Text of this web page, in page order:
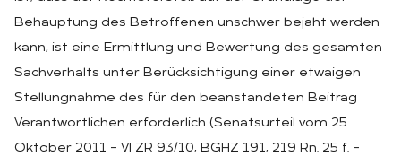
Behauptung des Betroffenen unschwer bejaht werden
kann, ist eine Ermittlung und Bewertung des gesamten
Sachverhalts unter Berücksichtigung einer etwaigen
Stellungnahme des für den beanstandeten Beitrag
Verantwortlichen erforderlich (Senatsurteil vom 25.
Oktober 2011 – VI ZR 93/10, BGHZ 191, 219 Rn. 25 f. –